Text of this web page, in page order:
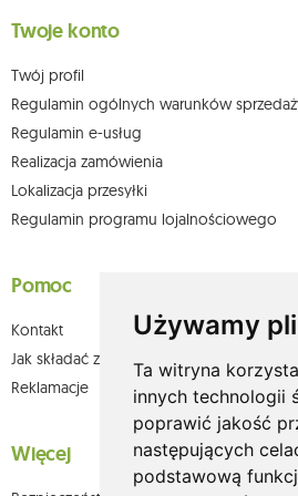
Używamy
Ta witryna
innych technologii
poprawić jakość
następujących
podstawową
Twoje konto
Twój profil
Regulamin ogólnych warunków
Regulamin e-usług
Realizacja zamówienia
Lokalizacja przesyłki
Regulamin programu lojalnościowego
Pomoc
Kontakt
Jak składać zamówienia w sklepie
Reklamacje
Więcej